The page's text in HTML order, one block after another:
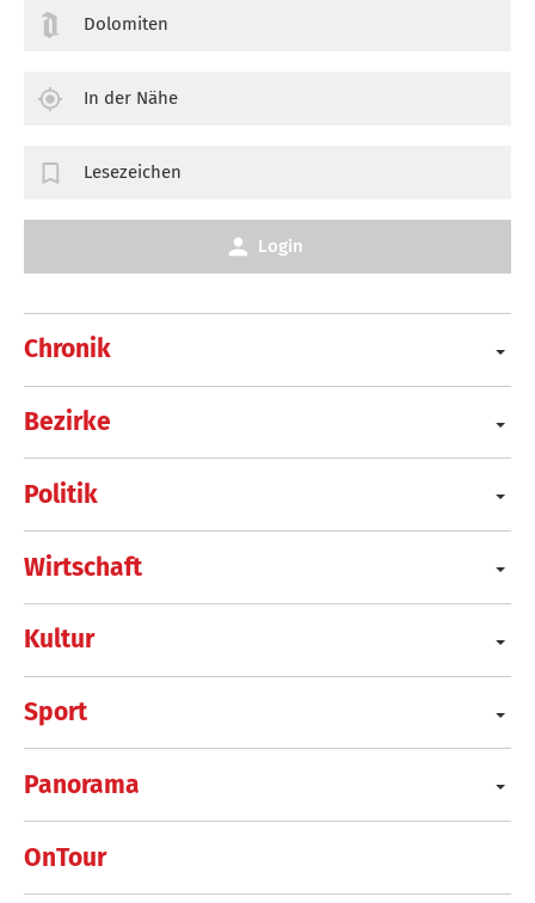
Chronik
Bezirke
Politik
Wirtschaft
Kultur
Sport
Panorama
OnTour
Dolomiten
In der Nähe
Lesezeichen
Login